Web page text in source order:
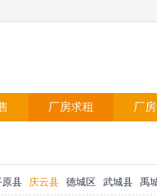
厂房求租 厂
原县 庆云县 德城区 武城县 禹